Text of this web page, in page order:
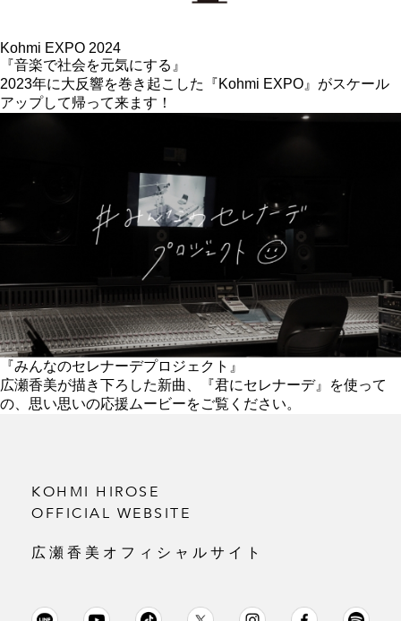
Kohmi EXPO 2024
『音楽で社会を元気にする』
2023年に大反響を巻き起こした『Kohmi EXPO』がスケール
アップして帰って来ます！
『みんなのセレナーデプロジェクト』
広瀬香美が描き下ろした新曲、『君にセレナーデ』を使って
の、思い思いの応援ムービーをご覧ください。
KOHMI HIROSE
OFFICIAL WEBSITE
広瀬香美オフィシャルサイト